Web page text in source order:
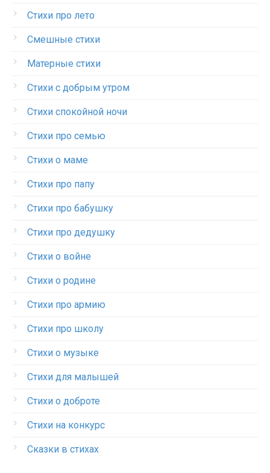
Стихи про лето
Смешные стихи
Матерные стихи
Стихи с добрым утром
Стихи спокойной ночи
Стихи про семью
Стихи о маме
Стихи про папу
Стихи про бабушку
Стихи про дедушку
Стихи о войне
Стихи о родине
Стихи про армию
Стихи про школу
Стихи о музыке
Стихи для малышей
Стихи о доброте
Стихи на конкурс
Сказки в стихах